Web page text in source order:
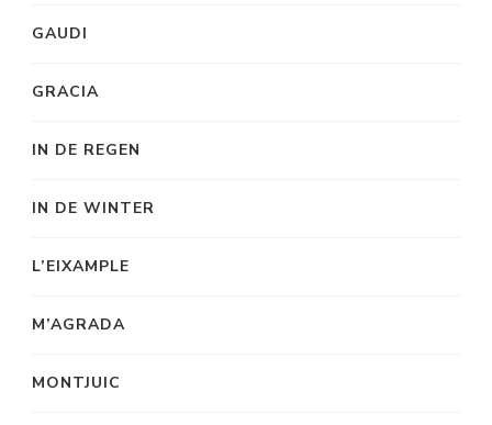
GAUDI
GRACIA
IN DE REGEN
IN DE WINTER
L’EIXAMPLE
M’AGRADA
MONTJUIC